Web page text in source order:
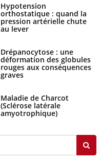
Hypotension
orthostatique : quand la
pression artérielle chute
au lever
Drépanocytose : une
déformation des globules
rouges aux conséquences
graves
Maladie de Charcot
(Sclérose latérale
amyotrophique)